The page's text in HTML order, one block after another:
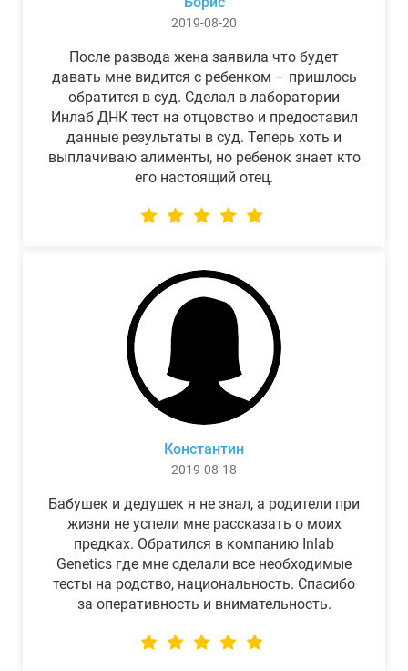
2019-08-20
После развода жена заявила что будет
давать мне видится с ребенком – пришлось
обратится в суд. Сделал в лаборатории
Инлаб ДНК тест на отцовство и предоставил
данные результаты в суд. Теперь хоть и
выплачиваю алименты, но ребенок знает кто
его настоящий отец.
Константин
2019-08-18
Бабушек и дедушек я не знал, а родители при
жизни не успели мне рассказать о моих
предках. Обратился в компанию Inlab
Genetics где мне сделали все необходимые
тесты на родство, национальность. Спасибо
за оперативность и внимательность.